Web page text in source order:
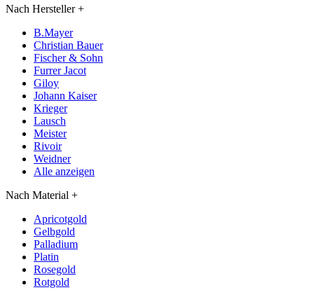
Nach Hersteller+
B.Mayer
Christian Bauer
Fischer & Sohn
Furrer Jacot
Giloy
Johann Kaiser
Krieger
Lausch
Meister
Rivoir
Weidner
Alle anzeigen
Nach Material +
Apricotgold
Gelbgold
Palladium
Platin
Rosegold
Rotgold